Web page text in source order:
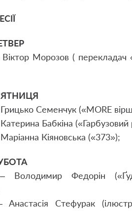
Морозов ( перекладач
Семенчук («MORE
Бабкіна («Гарбузовий
Кіяновська («373»);
Володимир Федорін
Анастасія Стефурак